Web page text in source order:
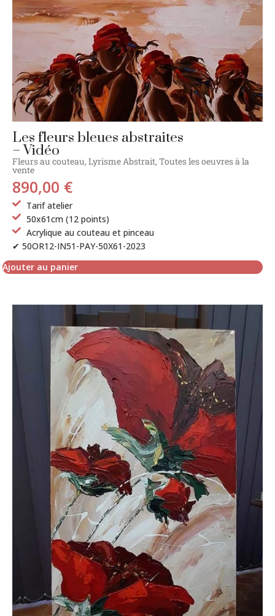
Les fleurs bleues abstraites
– Vidéo
Fleurs au couteau, Lyrisme Abstrait, Toutes les oeuvres à la
vente
890,00 €
Tarif atelier
50x61cm (12 points)
Acrylique au couteau et pinceau
✔ 50OR12-IN51-PAY-50X61-2023
Ajouter au panier